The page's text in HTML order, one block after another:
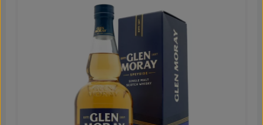
frisch und einladend. Aromen von Äpfeln, Birnenbonbons
und Limettentarte verbinden sich mit süßen, kandierten
Noten und einem Hauch von Zimt. Geschmack: Beim
ersten Schluck entfaltet sich ein reiches Bouquet von
karamellisierten tropischen Früchten, die von einem
Hauch frisch gemahlenem Pfeffer und Vanille begleitet
werden. Diese Kombination schafft eine
außergewöhnliche Geschmackstiefe und Komplexität.
Abgang: Der Abgang des Glen Moray Chardonnay Cask
Finish ist sanft floral mit Anklängen von nussiger Vanille
und etwas Zimt. Diese subtilen Nuancen runden das
Geschmackserlebnis ab und hinterlassen einen